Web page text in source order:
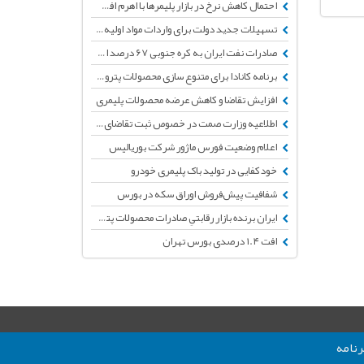
احتمال کاهش نرخ در بازار پلیمرها با اهرم افت قیمت دلار نیمایی
تسهیلات جدید دولت برای واردات مواد اولیه و واسطه‌ای تولید
صادرات نفت ایران به کره جنوبی ۶۷ درصد افزایش یافت
برنامه کانادا برای متنوع سازی محصولات پتروشیمی
افزایش تقاضا و کاهش عرضه محصولات پلیمری
اطلاعیه وزارت صمت در خصوص ثبت تقاضای سهمیه مواد اولیه درسامانه بهین یاب
اعلام وضعیت فورس ماژور شرکت بوریالیس
خودکفایی در تولید باک پلیمری خودرو
شفافیت پیش‌فروش اوراق سکه در بورس
ایران برنده بازار رقابتیِ صادرات محصولات پتروشیمی
افت ۱.۴ درصدی بورس تهران